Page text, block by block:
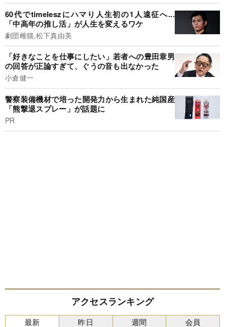
60代でtimeleszにハマり人生初の1人遠征へ...
「中高年の推し活」が人生を変えるワケ
劇団雌猫,松下真由美
「好きなことを仕事にしたい」若者への豊田章男
の回答が正論すぎて、ぐうの音も出なかった
小倉健一
警察装備機材で培った開発力から生まれた純国産
「熊撃退スプレー」が話題に
PR
アクセスランキング
最新 昨日 週間 会員